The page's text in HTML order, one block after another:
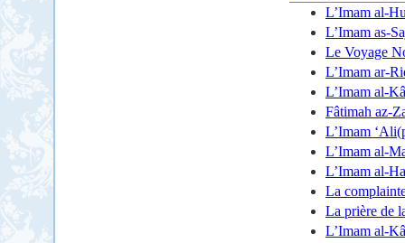
L’Imam al-
L’Imam as-
Le Voyage
L’Imam ar-
L’Imam al-
Fâtimah az-
L’Imam
L’Imam al-
L’Imam al-
La
La prière de
L’Imam al-